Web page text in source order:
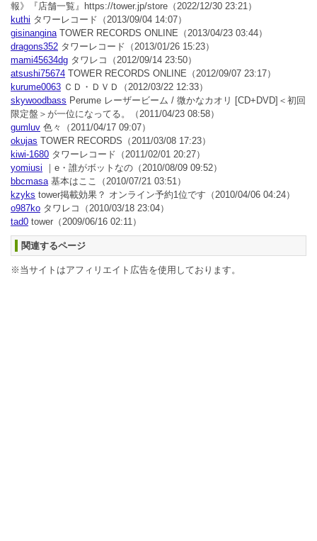
報》『店舗一覧』https://tower.jp/store （2022/12/30 23:21）
kuthi タワーレコード （2013/09/04 14:07）
gisinanginaTOWER RECORDS ONLINE （2013/04/23 03:44）
dragons352 タワーレコード （2013/01/26 15:23）
mami45634dg タワレコ
（2012/09/14 23:50）
atsushi75674 TOWER RECORDS ONLINE （2012/09/07 23:17）
kurume0063 ＣＤ・ＤＶＤ
（2012/03/22 12:33）
skywoodbass Perume レーザービーム / 微かなカオリ [CD+DVD]＜初回
限定盤＞が一位になってる。
（2011/04/23 08:58）
gumluv 色々
（2011/04/17 09:07）
okujas TOWER RECORDS （2011/03/08 17:23）
kiwi-1680 タワーレコード （2011/02/01 20:27）
yomiusi ｜e・誰がボットなの （2010/08/09 09:52）
bbcmasa基本はここ
（2010/07/21 03:51）
kzyks tower掲載効果？ オンライン予約1位です （2010/04/06 04:24）
o987ko タワレコ
（2010/03/18 23:04）
tad0 tower （2009/06/16 02:11）
関連するページ
※当サイトはアフィリエイト広告を使用しております。